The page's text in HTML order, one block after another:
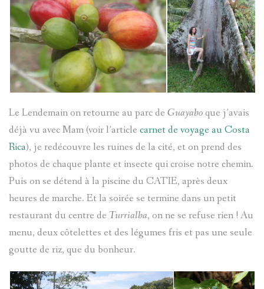
Le Lendemain on retourne au parc de Guayaboque j’avais
déjà vu avec Mam (voir l’article carnet de voyage au Costa
Rica), je redécouvre les ruines de la cité, et on prend des
photos de chaque plante et insecte qui croise notre chemin.
Puis on se détend à la piscine du CATIE, après deux
heures de marche. Et la soirée se termine dans un petit
restaurant du centre de Turrialba, on ne se refuse rien ! Au
menu, deux côtelettes et des légumes fris et pas une seule
goutte de riz, que du bonheur.